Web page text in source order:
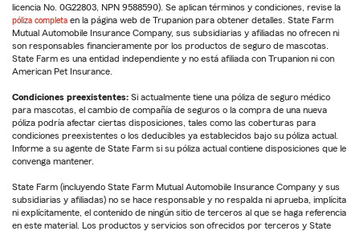
licencia No. 0G22803, NPN 9588590). Se aplican términos y condiciones, revise la
póliza completa en la página web de Trupanion para obtener detalles. State Farm
Mutual Automobile Insurance Company, sus subsidiarias y afiliadas no ofrecen ni
son responsables financieramente por los productos de seguro de mascotas.
State Farm es una entidad independiente y no está afiliada con Trupanion ni con
American Pet Insurance.
Condiciones preexistentes: Si actualmente tiene una póliza de seguro médico
para mascotas, el cambio de compañía de seguros o la compra de una nueva
póliza podría afectar ciertas disposiciones, tales como las coberturas para
condiciones preexistentes o los deducibles ya establecidos bajo su póliza actual.
Informe a su agente de State Farm si su póliza actual contiene disposiciones que le
convenga mantener.
State Farm (incluyendo State Farm Mutual Automobile Insurance Company y sus
subsidiarias y afiliadas) no se hace responsable y no respalda ni aprueba, implícita
ni explícitamente, el contenido de ningún sitio de terceros al que se haga referencia
en este material. Los productos y servicios son ofrecidos por terceros y State